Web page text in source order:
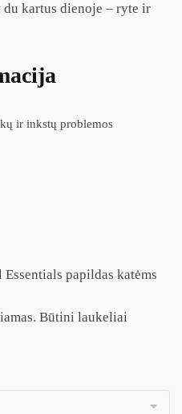
kartus dienoje – ryte ir
ir inkstų problemos
papildas katėms
Būtini laukeliai